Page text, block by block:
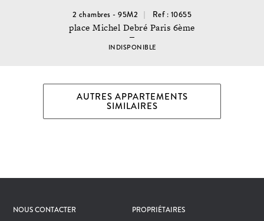
2 chambres - 95M2 Ref : 10655
place Michel Debré Paris 6ème
INDISPONIBLE
AUTRES APPARTEMENTS
SIMILAIRES
NOUS CONTACTER PROPRIÉTAIRES